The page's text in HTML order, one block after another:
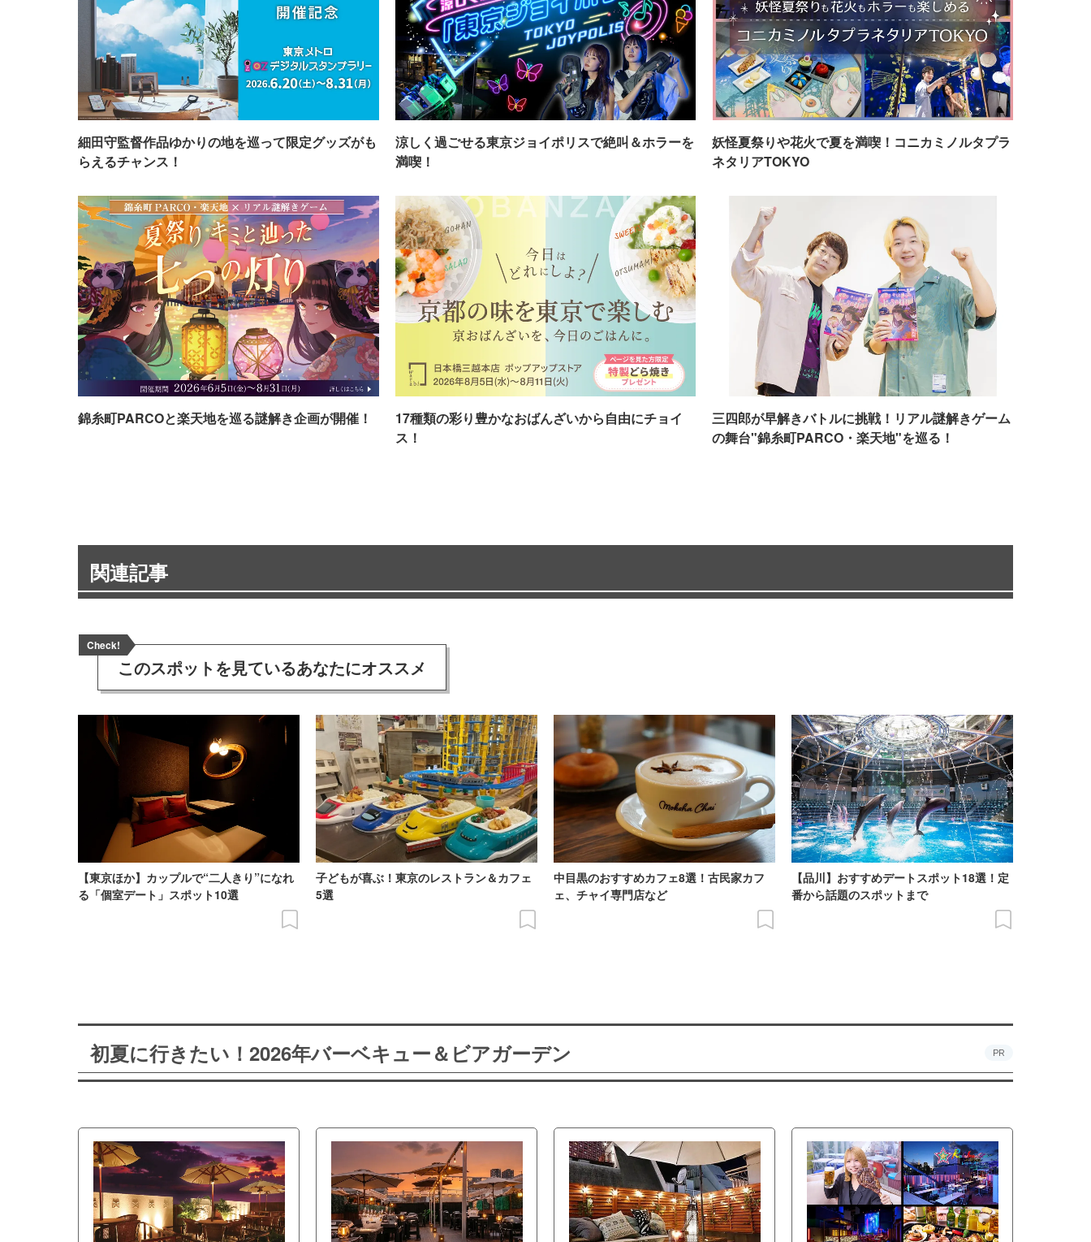
細田守監督作品ゆかりの地を巡って限定グッズがも
らえるチャンス！
涼しく過ごせる東京ジョイポリスで絶叫＆ホラーを
満喫！
妖怪夏祭りや花火で夏を満喫！コニカミノルタプラ
ネタリアTOKYO
錦糸町PARCOと楽天地を巡る謎解き企画が開催！
17種類の彩り豊かなおばんざいから自由にチョイ
ス！
三四郎が早解きバトルに挑戦！リアル謎解きゲーム
の舞台"錦糸町PARCO・楽天地"を巡る！
関連記事
Check!
このスポットを見ているあなたにオススメ
【東京ほか】カップルで“二人きり”になれ
る「個室デート」スポット10選
子どもが喜ぶ！東京のレストラン＆カフェ
5選
中目黒のおすすめカフェ8選！古民家カフ
ェ、チャイ専門店など
【品川】おすすめデートスポット18選！定
番から話題のスポットまで
初夏に行きたい！2026年バーベキュー＆ビアガーデン PR